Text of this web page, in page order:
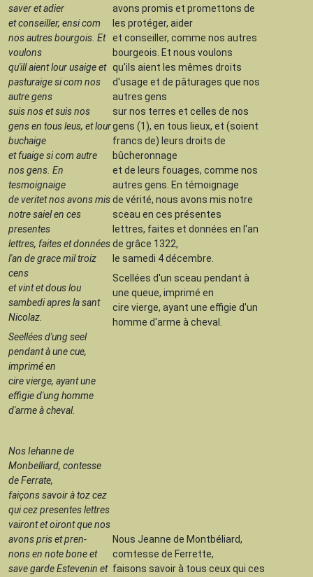
saver et adier
et conseiller, ensi com
nos autres bourgois. Et
voulons
qu'ill aient lour usaige et
pasturaige si com nos
autre gens
suis nos et suis nos
gens en tous leus, et lour
buchaige
et fuaige si com autre
nos gens. En
tesmoignaige
de veritet nos avons mis
notre saiel en ces
presentes
lettres, faites et données
l'an de grace mil troiz
cens
et vint et dous lou
sambedi apres la sant
Nicolaz.
Seellées d'ung seel
pendant à une cue,
imprimé en
cire vierge, ayant une
effigie d'ung homme
d'arme à cheval.
avons promis et promettons de
les protéger, aider
et conseiller, comme nos autres
bourgeois. Et nous voulons
qu'ils aient les mêmes droits
d'usage et de pâturages que nos
autres gens
sur nos terres et celles de nos
gens (1), en tous lieux, et (soient
francs de) leurs droits de
bûcheronnage
et de leurs fouages, comme nos
autres gens. En témoignage
de vérité, nous avons mis notre
sceau en ces présentes
lettres, faites et données en l'an
de grâce 1322,
le samedi 4 décembre.
Scellées d'un sceau pendant à
une queue, imprimé en
cire vierge, ayant une effigie d'un
homme d'arme à cheval.
Nos Iehanne de
Monbelliard, contesse
de Ferrate,
faiçons savoir à toz cez
qui cez presentes lettres
vairont et oiront que nos
avons pris et pren-
nons en note bone et
save garde Estevenin et
Nous Jeanne de Montbéliard,
comtesse de Ferrette,
faisons savoir à tous ceux qui ces